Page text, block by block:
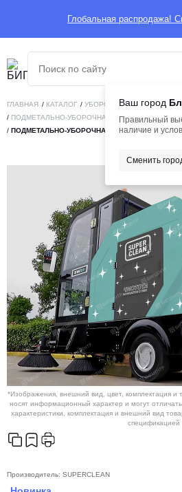
Глобальная распродажа!
Ваш город
Правильный
наличие и
Сменить
ГЛАВНАЯ / КАТАЛОГ / УБОРОЧНАЯ ТЕХНИКА
/ ПОДМЕТАЛЬНО-УБОРОЧНАЯ ТЕХНИКА
/ ПОДМЕТАЛЬНО-УБОРОЧНАЯ МАШИНА
*Изображения, внешний вид, цвет, комплектация и
носят информационный характер и могут
характеристики, комплектация и внешний вид
спецификацией
Производитель: SUPERCLEAN